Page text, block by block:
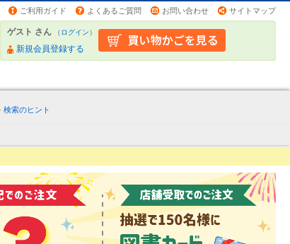
ご利用ガイド よくあるご質問 お問い合わせ サイトマップ
ゲスト さん （ログイン）
新規会員登録する
検索のヒント